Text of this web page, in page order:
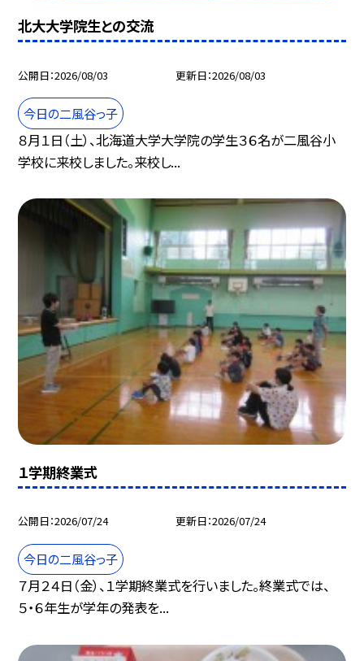
北大大学院生との交流
公開日 2026/08/03 更新日 2026/08/03
今日の二風谷っ子
８月１日（土）、北海道大学大学院の学生３６名が二風谷小
学校に来校しました。来校し...
１学期終業式
公開日 2026/07/24 更新日 2026/07/24
今日の二風谷っ子
７月２４日（金）、１学期終業式を行いました。終業式では、
５・６年生が学年の発表を...